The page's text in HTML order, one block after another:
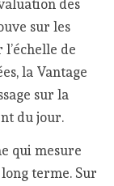
des
sur les
l’échelle de
la Vantage
sur la
du jour.
qui mesure
terme. Sur